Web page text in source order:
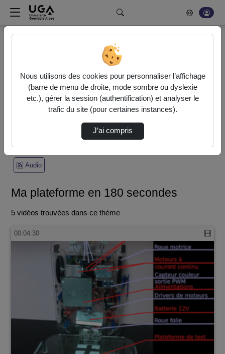
Rechercher un média sur POD
Bonjour, votre serveur vidéo a été mis à jour. Nous sommes
en train de finaliser son optimisation. L'encodage de vos
vidéos fonctionne (ne pas tenir compte du message d'erreur
actuel à la fin de votre encodage).
Ma plateforme en 180 secondes
Recherche Statistiques de vues Vidéo
Audio
Ma plateforme en 180 secondes
5 vidéos trouvées dans ce thème
00:04:30
Nous utilisons des cookies pour personnaliser l’affichage
(barre de menu de droite, mode sombre ou dyslexie
etc.), gérer la session (authentification) et analyser le
trafic du site (pour certaines instances).
J’ai compris